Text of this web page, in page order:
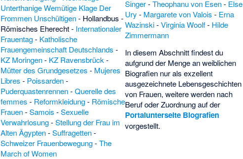
Unterthanige Wemütige Klage Der
Frommen Unschültigen- Hollandbus -
Römisches Eherecht- Internationaler
Frauentag- Katholische
Frauengemeinschaft Deutschlands -
KZ Moringen- KZ Ravensbrück -
Mütter des Grundgesetzes - Mujeres
Libres - Poissarden-
Puderquastenrennen-Querelle des
femmes - Reformkleidung- Römische
Frauen-Samois -Sexuelle
Verwahrlosung-Stellung der Frau im
Alten Ägypten-Suffragetten-
Schweizer Frauenbewegung-The
March of Women
Singer-Theophanu von Esen- Else
Ury - Margarete von Valois - Erna
Wazinski-Virginia Woolf- Hilde
Zimmermann
In diesem Abschnitt findest du
aufgrund der Menge an weiblichen
Biografien nur als exzellent
ausgezeichnete Lebensgeschichten
von Frauen, weitere werden nach
Beruf oder Zuordnung auf der
Portalunterseite Biografien
vorgestellt.